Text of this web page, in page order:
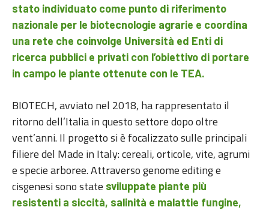
stato individuato come punto di riferimento
nazionale per le biotecnologie agrarie e coordina
una rete che coinvolge Università ed Enti di
ricerca pubblici e privati con l’obiettivo di portare
in campo le piante ottenute con le TEA.
BIOTECH, avviato nel 2018, ha rappresentato il
ritorno dell’Italia in questo settore dopo oltre
vent’anni. Il progetto si è focalizzato sulle principali
filiere del Made in Italy: cereali, orticole, vite, agrumi
e specie arboree. Attraverso genome editing e
cisgenesi sono state sviluppate piante più
resistenti a siccità, salinità e malattie fungine,